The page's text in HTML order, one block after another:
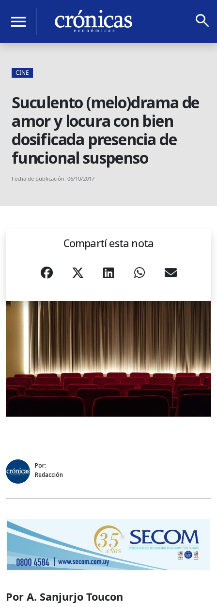
menu search
CINE
Suculento (melo)drama de
amor y locura con bien
dosificada presencia de
funcional suspenso
Fecha de publicación: 06/10/2017
Compartí esta nota
Por:
Redacción
Por A. Sanjurjo Toucon